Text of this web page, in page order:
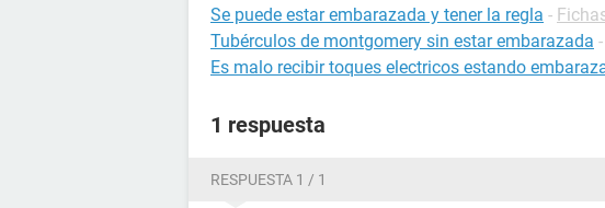
Se puede estar embarazada y tener la regla -
Tubérculos de montgomery sin estar embarazada -
Es malo recibir toques electricos estando
1 respuesta
RESPUESTA 1 / 1